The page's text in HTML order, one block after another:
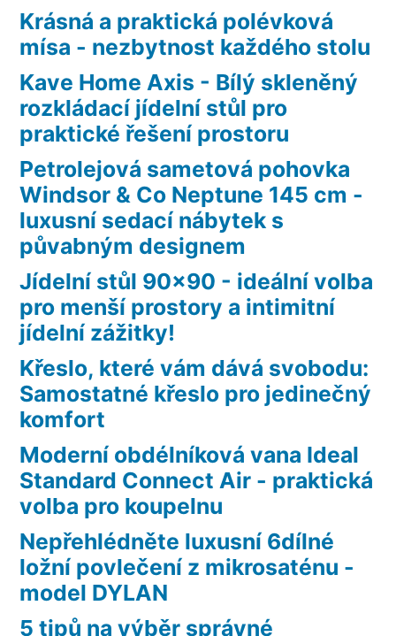
Krásná a praktická polévková
mísa - nezbytnost každého stolu
Kave Home Axis - Bílý skleněný
rozkládací jídelní stůl pro
praktické řešení prostoru
Petrolejová sametová pohovka
Windsor & Co Neptune 145 cm -
luxusní sedací nábytek s
půvabným designem
Jídelní stůl 90×90 - ideální volba
pro menší prostory a intimitní
jídelní zážitky!
Křeslo, které vám dává svobodu:
Samostatné křeslo pro jedinečný
komfort
Moderní obdélníková vana Ideal
Standard Connect Air - praktická
volba pro koupelnu
Nepřehlédněte luxusní 6dílné
ložní povlečení z mikrosaténu -
model DYLAN
5 tipů na výběr správné